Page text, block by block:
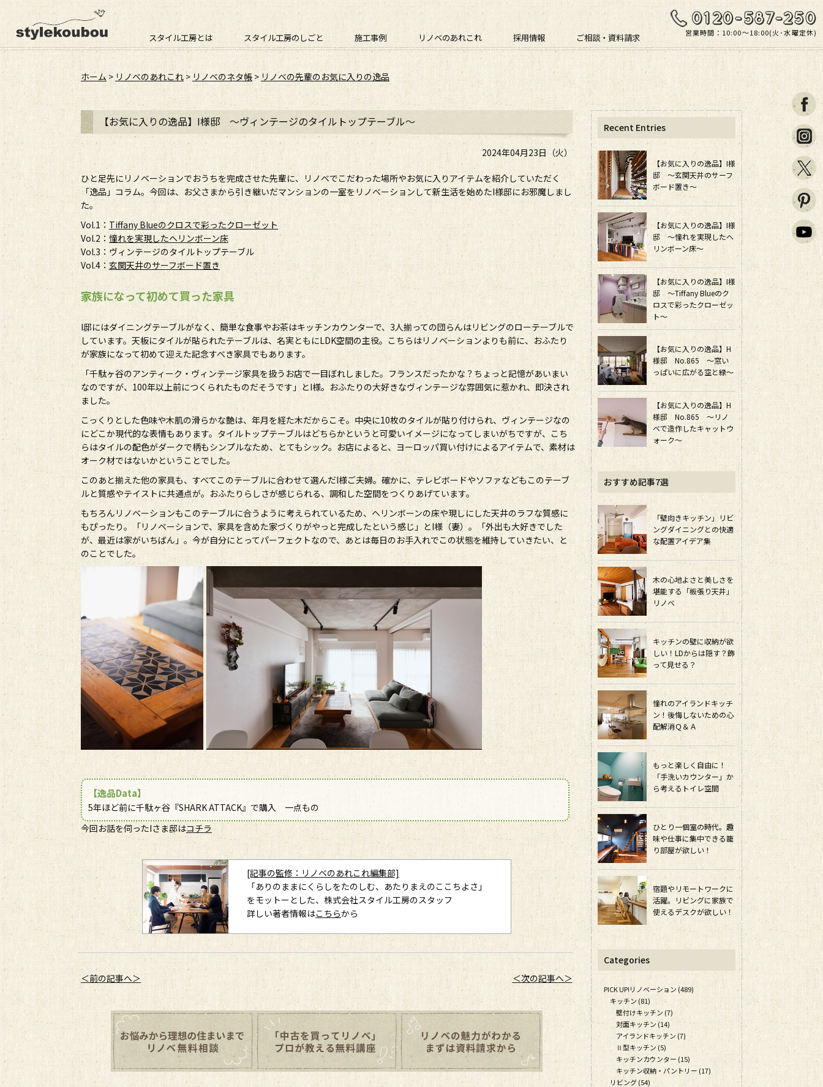
スタイル工房とは スタイル工房のしごと 施工事例 リノベのあれこれ 採用情報 ご相談・資料請求 営業時間：10:00〜18:00(火･水曜定休)
ホーム> リノベのあれこれ > リノベのネタ帳> リノベの先輩のお気に入りの逸品
【お気に入りの逸品】I様邸 ～ヴィンテージのタイルトップテーブル～
2024年04月23日（火）
ひと足先にリノベーションでおうちを完成させた先輩に、リノベでこだわった場所やお気に入りアイテムを紹介していただく
「逸品」コラム。今回は、お父さまから引き継いだマンションの一室をリノベーションして新生活を始めたI様邸にお邪魔しまし
た。
Vol.1： Tiffany Blueのクロスで彩ったクローゼット
Vol.2： 憧れを実現したヘリンボーン床
Vol.3：ヴィンテージのタイルトップテーブル
Vol.4：玄関天井のサーフボード置き
家族になって初めて買った家具
I邸にはダイニングテーブルがなく、簡単な食事やお茶はキッチンカウンターで、3人揃っての団らんはリビングのローテーブルで
しています。天板にタイルが貼られたテーブルは、名実ともにLDK空間の主役。こちらはリノベーションよりも前に、おふたり
が家族になって初めて迎えた記念すべき家具でもあります。
「千駄ヶ谷のアンティーク・ヴィンテージ家具を扱うお店で一目ぼれしました。フランスだったかな？ちょっと記憶があいまい
なのですが、100年以上前につくられたものだそうです」とI様。おふたりの大好きなヴィンテージな雰囲気に惹かれ、即決され
ました。
こっくりとした色味や木肌の滑らかな艶は、年月を経た木だからこそ。中央に10枚のタイルが貼り付けられ、ヴィンテージなの
にどこか現代的な表情もあります。タイルトップテーブルはどちらかというと可愛いイメージになってしまいがちですが、こち
らはタイルの配色がダークで柄もシンプルなため、とてもシック。お店によると、ヨーロッパ買い付けによるアイテムで、素材は
オーク材ではないかということでした。
このあと揃えた他の家具も、すべてこのテーブルに合わせて選んだI様ご夫婦。確かに、テレビボードやソファなどもこのテーブ
ルと質感やテイストに共通点が。おふたりらしさが感じられる、調和した空間をつくりあげています。
もちろんリノベーションもこのテーブルに合うように考えられているため、ヘリンボーンの床や現しにした天井のラフな質感に
もぴったり。「リノベーションで、家具を含めた家づくりがやっと完成したという感じ」とI様（妻）。「外出も大好きでした
が、最近は家がいちばん」。今が自分にとってパーフェクトなので、あとは毎日のお手入れでこの状態を維持していきたい、と
のことでした。
【逸品Data】
5年ほど前に千駄ヶ谷『SHARK ATTACK』で購入 一点もの
今回お話を伺ったIさま邸はコチラ
[記事の監修：リノベのあれこれ編集部]
「ありのままにくらしをたのしむ、あたりまえのここちよさ」
をモットーとした、株式会社スタイル工房のスタッフ
詳しい著者情報はこちらから
＜前の記事へ＞ ＜次の記事へ＞
Recent Entries
【お気に入りの逸品】I様
邸 ～玄関天井のサーフ
ボード置き～
【お気に入りの逸品】I様
邸 ～憧れを実現したヘ
リンボーン床～
【お気に入りの逸品】I様
邸 ～Tiffany Blueのク
ロスで彩ったクローゼッ
ト～
【お気に入りの逸品】H
様邸 No.865 ～窓い
っぱいに広がる空と緑～
【お気に入りの逸品】H
様邸 No.865 ～リノ
ベで造作したキャットウ
ォーク～
おすすめ記事7選
「壁向きキッチン」リビ
ングダイニングとの快適
な配置アイデア集
木の心地よさと美しさを
堪能する「板張り天井」
リノベ
キッチンの壁に収納が欲
しい！LDからは隠す？飾
って見せる？
憧れのアイランドキッチ
ン！後悔しないための心
配解消Ｑ＆Ａ
もっと楽しく自由に！
「手洗いカウンター」か
ら考えるトイレ空間
ひとり一個室の時代。趣
味や仕事に集中できる籠
り部屋が欲しい！
宿題やリモートワークに
活躍。リビングに家族で
使えるデスクが欲しい！
Categories
PICK UP!リノベーション (489)
キッチン (81)
壁付けキッチン (7)
対面キッチン (14)
アイランドキッチン (7)
Ⅱ型キッチン (5)
キッチンカウンター (15)
キッチン収納・パントリー (17)
リビング (54)